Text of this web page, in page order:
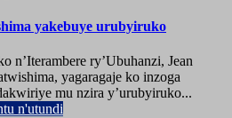
yakebuye urubyiruko
n’Iterambere ry’Ubuhanzi, Jean
yagaragaje ko inzoga
mu nzira y’urubyiruko...
n'utundi